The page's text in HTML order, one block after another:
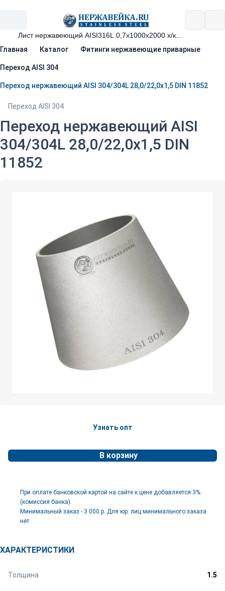
Главная Каталог Фитинги нержавеющие приварные
Переход AISI 304
Переход нержавеющий AISI 304/304L 28,0/22,0х1,5 DIN 11852
Переход AISI 304
Переход нержавеющий AISI
304/304L 28,0/22,0х1,5 DIN
11852
Узнать опт
В корзину
При оплате банковской картой на сайте к цене добавляется 3%
(комиссия банка).
Минимальный заказ - 3 000 р. Для юр. лиц минимального заказа
нет.
ХАРАКТЕРИСТИКИ
Толщина 1.5